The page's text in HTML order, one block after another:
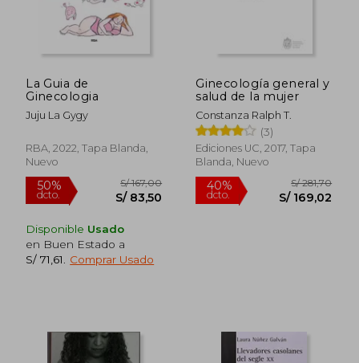
55% 50%
La Guia de
Ginecologia
Juju La Gygy
RBA, 2022, Tapa Blanda,
Nuevo
Disponible Usado
en Buen Estado a
S/ 71,61
Comprar Usado
Ginecología general y
salud de la mujer
Constanza Ralph T.
(3)
Ediciones UC, 2017, Tapa
Blanda, Nuevo